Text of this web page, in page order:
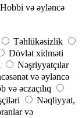
Hobbi və əyləncə
Təhlükəsizlik
Dövlət xidməti
Nəşriyyatçılar
və əyləncə
və əczaçılıq
Nəqliyyat,
və